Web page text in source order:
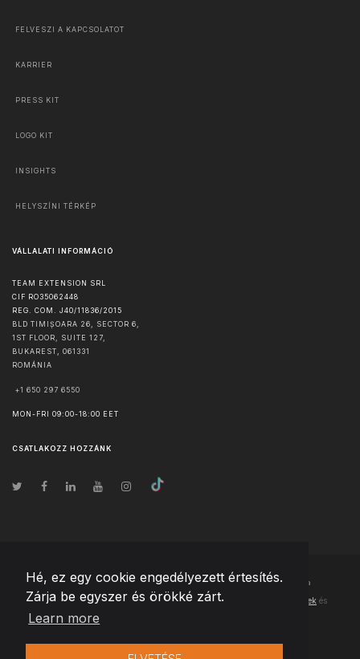
Hé, ez egy cookie engedélyezett értesítés.
Zárja be egyszer és örökké zárt.
Learn more
FELVESZI A KAPCSOLATOT
KARRIER
PRESS KIT
LOGO KIT
INSIGHTS
HELYSZÍNI TÉRKÉP
VÁLLALATI INFORMÁCIÓ
TEAM EXTENSION SRL
CIF RO35062448
REG. COM. J40/11836/2015
BLD TIMIȘOARA 26, SECTOR 6,
1ST FLOOR, SUITE 127,
BUKAREST
061331
ROMÁNIA
+1 650 297 6550
MON-FRI 09:00-18:00 EET
CSATLAKOZZ HOZZÁNK
© Szerzői jog2026 Team Extension Hungary- Minden jog fenntartva
Changelog ● Ezen webhely használatával elfogadja Használati feltételek és